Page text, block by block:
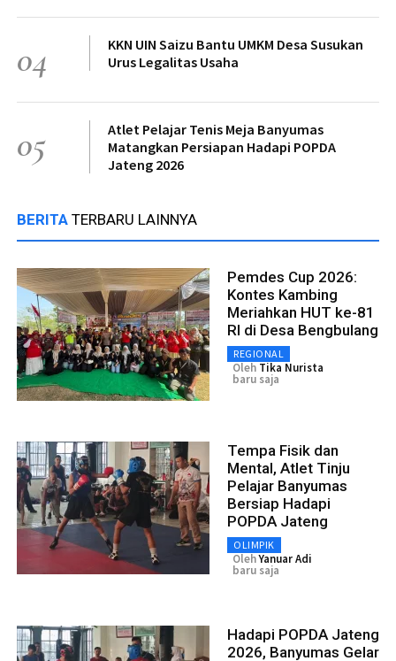
04
KKN UIN Saizu Bantu UMKM Desa Susukan
Urus Legalitas Usaha
05
Atlet Pelajar Tenis Meja Banyumas
Matangkan Persiapan Hadapi POPDA
Jateng 2026
BERITA TERBARU LAINNYA
Pemdes Cup 2026:
Kontes Kambing
Meriahkan HUT ke-81
RI di Desa Bengbulang
REGIONAL
Oleh Tika Nurista
baru saja
Tempa Fisik dan
Mental, Atlet Tinju
Pelajar Banyumas
Bersiap Hadapi
POPDA Jateng
OLIMPIK
OlehYanuar Adi
baru saja
Hadapi POPDA Jateng
2026, Banyumas Gelar